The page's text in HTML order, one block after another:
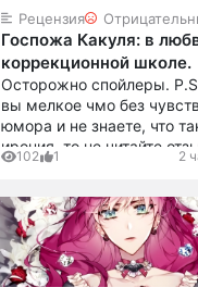
Рецензия
Госпожа Какуля: в
коррекционной школе.
Осторожно спойлеры. P.S. Если
вы мелкое чмо без
юмора и не знаете, что
ирония, то не читайте
предупредил) 1. Общий уровень
так, я не буду вам
рассказывать...
102 1 2